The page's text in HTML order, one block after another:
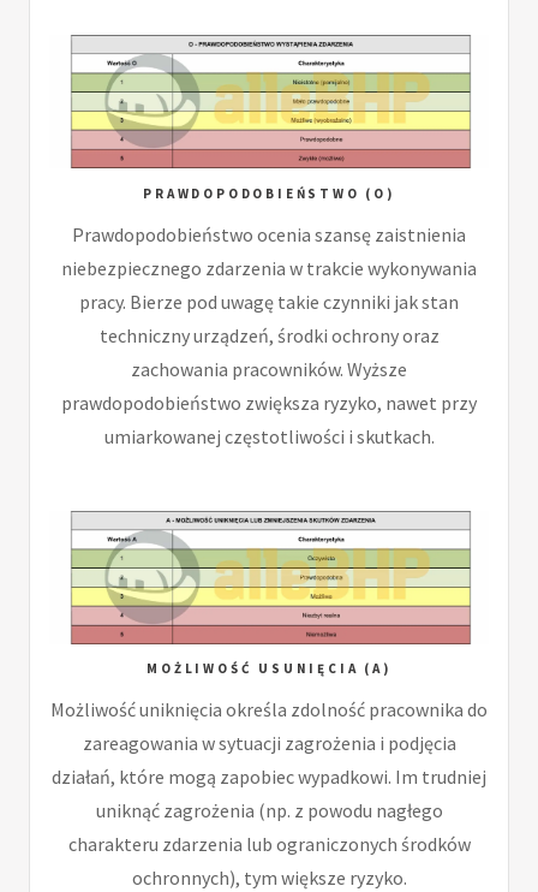
PRAWDOPODOBIEŃSTWO (O)
Prawdopodobieństwo ocenia szansę zaistnienia
niebezpiecznego zdarzenia w trakcie wykonywania
pracy. Bierze pod uwagę takie czynniki jak stan
techniczny urządzeń, środki ochrony oraz
zachowania pracowników. Wyższe
prawdopodobieństwo zwiększa ryzyko, nawet przy
umiarkowanej częstotliwości i skutkach.
MOŻLIWOŚĆ USUNIĘCIA (A)
Możliwość uniknięcia określa zdolność pracownika do
zareagowania w sytuacji zagrożenia i podjęcia
działań, które mogą zapobiec wypadkowi. Im trudniej
uniknąć zagrożenia (np. z powodu nagłego
charakteru zdarzenia lub ograniczonych środków
ochronnych), tym większe ryzyko.